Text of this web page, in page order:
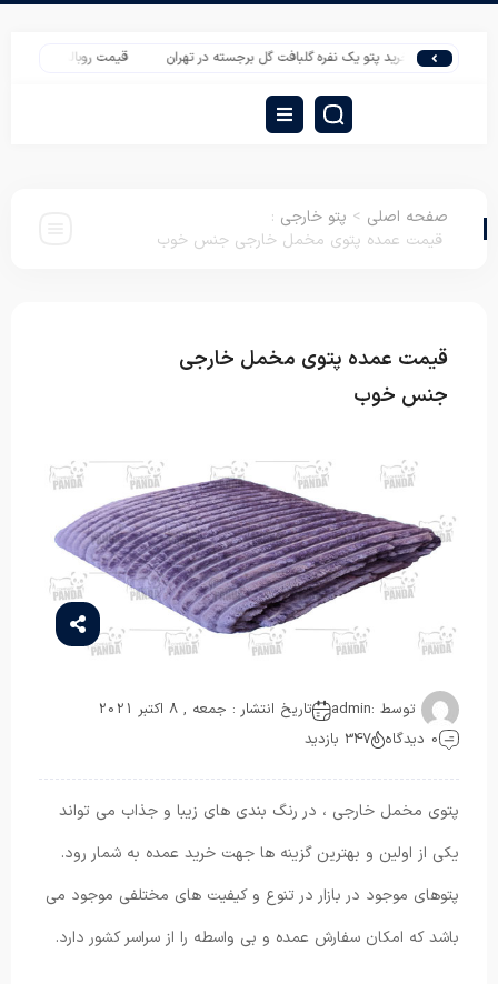
خرید پتو یک نفره گلبافت گل برجسته در تهران قیمت روبالشتی ارزان نخی
صفحه اصلی > پتو خارجی :
قیمت عمده پتوی مخمل خارجی جنس خوب
قیمت عمده پتوی مخمل خارجی
جنس خوب
توسط :admin
تاریخ انتشار : جمعه , 8 اکتبر 2021
0 دیدگاه
347 بازدید
پتوی مخمل خارجی ، در رنگ بندی های زیبا و جذاب می تواند
یکی از اولین و بهترین گزینه ها جهت خرید عمده به شمار رود.
پتوهای موجود در بازار در تنوع و کیفیت های مختلفی موجود می
باشد که امکان سفارش عمده و بی واسطه را از سراسر کشور دارد.